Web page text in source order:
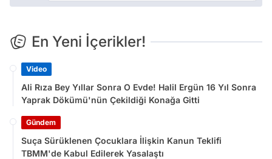
En Yeni İçerikler!
Video
Ali Rıza Bey Yıllar Sonra O Evde! Halil Ergün 16 Yıl Sonra
Yaprak Dökümü'nün Çekildiği Konağa Gitti
Gündem
Suça Sürüklenen Çocuklara İlişkin Kanun Teklifi
TBMM'de Kabul Edilerek Yasalaştı